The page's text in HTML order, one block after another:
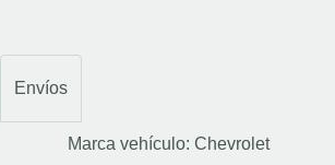
Envíos
Marca vehículo: Chevrolet